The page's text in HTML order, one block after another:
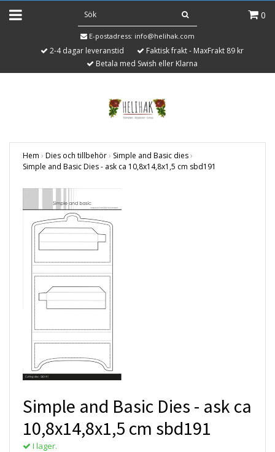
0
E-postadress: info@helihak.com
2-4 dagar leveranstid
Faktisk frakt - MaxFrakt 89 kr
Betala med Swish eller Klarna
Hem › Dies och tillbehör› Simple and Basic dies›
Simple and Basic Dies - ask ca 10,8x14,8x1,5 cm sbd191
Simple and Basic Dies - ask ca
10,8x14,8x1,5 cm sbd191
I lager.